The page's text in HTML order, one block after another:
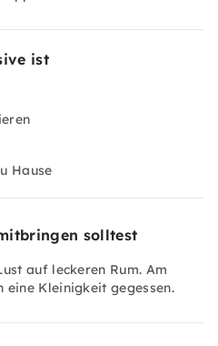
ist
Hause
solltest
auf leckeren Rum. Am
eine Kleinigkeit gegessen.